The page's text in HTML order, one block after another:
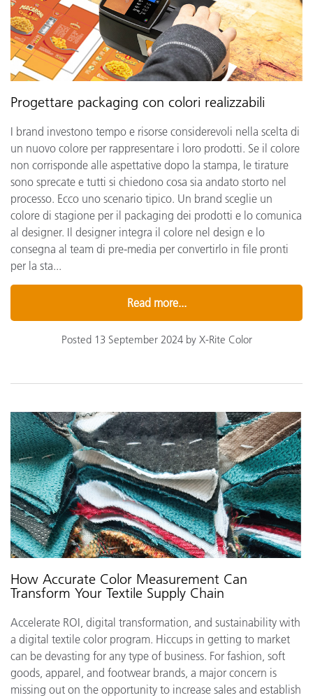
Progettare packaging con colori realizzabili
I brand investono tempo e risorse considerevoli nella scelta di
un nuovo colore per rappresentare i loro prodotti. Se il colore
non corrisponde alle aspettative dopo la stampa, le tirature
sono sprecate e tutti si chiedono cosa sia andato storto nel
processo. Ecco uno scenario tipico. Un brand sceglie un
colore di stagione per il packaging dei prodotti e lo comunica
al designer. Il designer integra il colore nel design e lo
consegna al team di pre-media per convertirlo in file pronti
per la sta...
Read more...
Posted 13 September 2024 by X-Rite Color
How Accurate Color Measurement Can
Transform Your Textile Supply Chain
Accelerate ROI, digital transformation, and sustainability with
a digital textile color program. Hiccups in getting to market
can be devasting for any type of business. For fashion, soft
goods, apparel, and footwear brands, a major concern is
missing out on the opportunity to increase sales and establish